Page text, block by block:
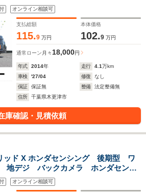
ロール ETC スマートキー プッシ
オンライン相談可
支払総額
115.9 万円
本体価格
102.9 万円
通常ローン 月々 18,000円
年式 2014年 走行 4.1万km
車検
'27/04 修復
なし
保証
保証無 整備
法定整備無
住所
千葉県木更津市
庫確認・見積依頼
ッド X ホンダセンシング 後期型 ワ
地デジ バックカメラ ホンダセンシ
ーダークルーズコントロール
アランスソナー 衝突被害軽減ブ
オンライン相談可